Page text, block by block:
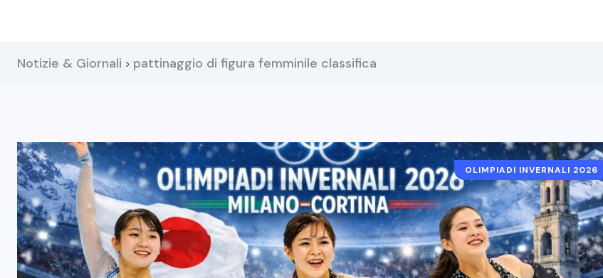
Notizie & Giornali > pattinaggio di figura femminile classifica
OLIMPIADI INVERNALI 2026